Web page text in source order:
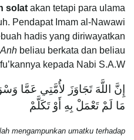
solatakan tetapi para ulama
Pendapat Imam al-Nawawi
hadis yang diriwayatkan
beliau berkata dan beliau
kepada Nabi S.A.W:
إِنَّ اللَّهَ تَجَاوَزَ لأُمَّتِي عَمَّا
مَا لَمْ تَعْمَلْ بِهِ أَوْ تَكَلَّمْ
mengampunkan umatku terhadap